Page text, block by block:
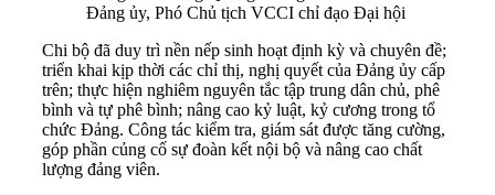
Đảng ủy, Phó Chủ tịch VCCI chỉ đạo Đại hội
Chi bộ đã duy trì nền nếp sinh hoạt định kỳ và chuyên đề;
triển khai kịp thời các chỉ thị, nghị quyết của Đảng ủy cấp
trên; thực hiện nghiêm nguyên tắc tập trung dân chủ, phê
bình và tự phê bình; nâng cao kỷ luật, kỷ cương trong tổ
chức Đảng. Công tác kiểm tra, giám sát được tăng cường,
góp phần củng cố sự đoàn kết nội bộ và nâng cao chất
lượng đảng viên.